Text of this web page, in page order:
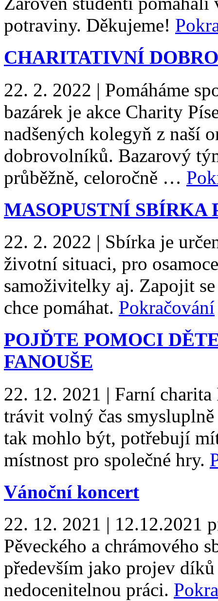
potraviny. Děkujeme!
CHARITATIVNÍ
22. 2. 2022 | Pomáháme
bazárek je akce Charity
nadšených kolegyň z naší
dobrovolníků. Bazarový
průběžně, celoročně …
MASOPUSTNÍ SBÍRKA
22. 2. 2022 | Sbírka je
životní situaci, pro
samoživitelky aj. Zapojit
chce pomáhat. Pokračování
POJĎTE POMOCI
FANOUŠE
22. 12. 2021 | Farní
trávit volný čas
tak mohlo být, potřebují
místnost pro společné hry.
Vánoční koncert
22. 12. 2021 | 12.12.2021
Pěveckého a chrámového
především jako projev
nedocenitelnou práci.